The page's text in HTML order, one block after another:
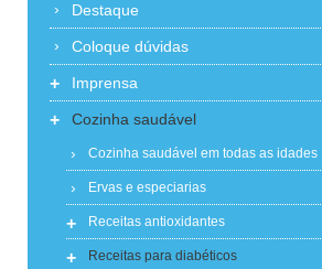
Destaque
Coloque dúvidas
+ Imprensa
+ Cozinha saudável
Cozinha saudável em todas as idades
Ervas e especiarias
+ Receitas antioxidantes
+ Receitas para diabéticos